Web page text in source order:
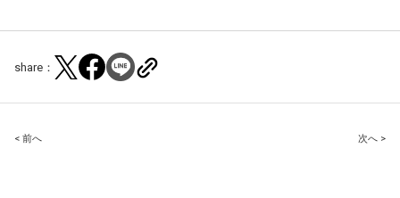
share：
Post
< 前へ 次へ >